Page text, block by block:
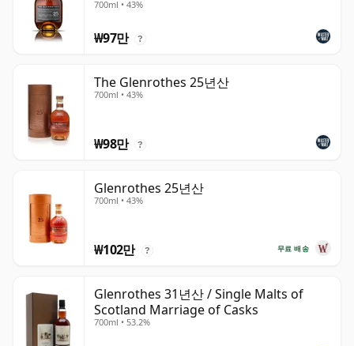
700ml • 43%
₩97만 ?
The Glenrothes 25년산
700ml • 43%
₩98만 ?
Glenrothes 25년산
700ml • 43%
무료 배송
₩102만 ?
Glenrothes 31년산 / Single Malts of
Scotland Marriage of Casks
700ml • 53.2%